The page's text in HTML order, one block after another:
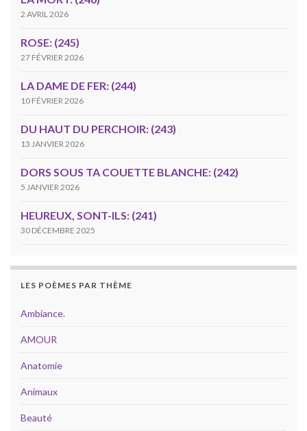
2 AVRIL 2026
ROSE: (245)
27 FÉVRIER 2026
LA DAME DE FER: (244)
10 FÉVRIER 2026
DU HAUT DU PERCHOIR: (243)
13 JANVIER 2026
DORS SOUS TA COUETTE BLANCHE: (242)
5 JANVIER 2026
HEUREUX, SONT-ILS: (241)
30 DÉCEMBRE 2025
LES POÈMES PAR THÈME
Ambiance.
AMOUR
Anatomie
Animaux
Beauté